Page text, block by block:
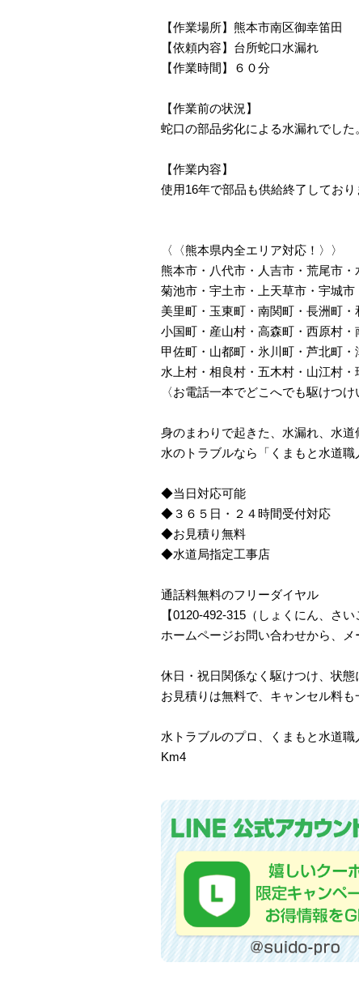
【作業場所】熊本市南区御幸笛田
【依頼内容】台所蛇口水漏れ
【作業時間】６０分
【作業前の状況】
蛇口の部品劣化による水漏れでした
【作業内容】
使用16年で部品も供給終了してお
〈〈熊本県内全エリア対応！〉〉
熊本市・八代市・人吉市・荒尾市
菊池市・宇土市・上天草市・宇城
美里町・玉東町・南関町・長洲町
小国町・産山村・高森町・西原村
甲佐町・山都町・氷川町・芦北町
水上村・相良村・五木村・山江村
〈お電話一本でどこへでも駆けつけ
身のまわりで起きた、水漏れ、水道
水のトラブルなら「くまもと水道職
◆当日対応可能
◆３６５日・２４時間受付対応
◆お見積り無料
◆水道局指定工事店
通話料無料のフリーダイヤル
【0120-492-315（しょくにん、さ
ホームページお問い合わせから、メ
休日・祝日関係なく駆けつけ、状態
お見積りは無料で、キャンセル料も
水トラブルのプロ、くまもと水道職
Km4